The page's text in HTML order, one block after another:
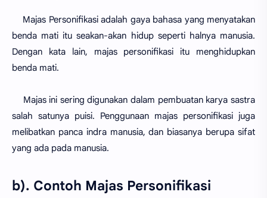
Majas Personifikasi adalah gaya bahasa yang menyatakan
benda mati itu seakan-akan hidup seperti halnya manusia.
Dengan kata lain, majas personifikasi itu menghidupkan
benda mati.
Majas ini sering digunakan dalam pembuatan karya sastra
salah satunya puisi. Penggunaan majas personifikasi juga
melibatkan panca indra manusia, dan biasanya berupa sifat
yang ada pada manusia.
b). Contoh Majas Personifikasi